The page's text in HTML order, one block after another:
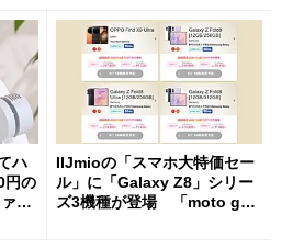
ハ
円の
IIJmioの「スマホ大特価セー
ル」に「Galaxy Z8」シリー
ズ3機種が登場 「moto g37